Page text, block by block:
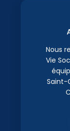
Nous
Vie
Saint-